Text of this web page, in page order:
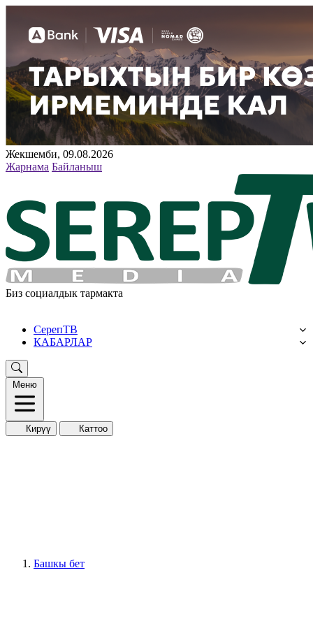
Жекшемби, 09.08.2026
Жарнама Байланыш
Биз социалдык тармакта
СерепТВ
КАБАРЛАР
Меню
Кирүү Каттоо
Башкы бет